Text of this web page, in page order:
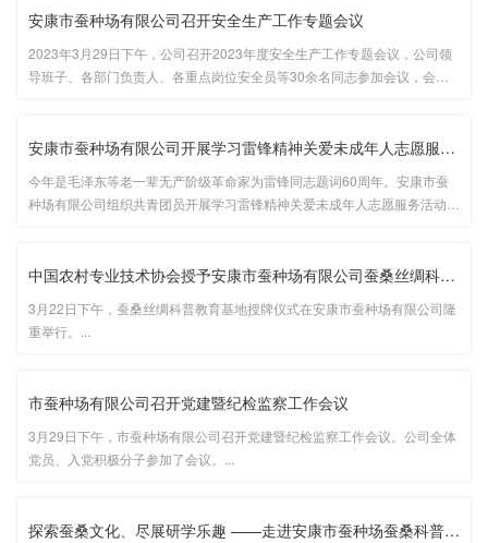
安康市蚕种场有限公司召开安全生产工作专题会议
2023年3月29日下午，公司召开2023年度安全生产工作专题会议，公司领
导班子、各部门负责人、各重点岗位安全员等30余名同志参加会议，会议
安康市蚕种场有限公司开展学习雷锋精神关爱未成年人志愿服务活动
今年是毛泽东等老一辈无产阶级革命家为雷锋同志题词60周年。安康市蚕
种场有限公司组织共青团员开展学习雷锋精神关爱未成年人志愿服务活动；
中国农村专业技术协会授予安康市蚕种场有限公司蚕桑丝绸科普教育···
3月22日下午，蚕桑丝绸科普教育基地授牌仪式在安康市蚕种场有限公司隆
重举行。...
市蚕种场有限公司召开党建暨纪检监察工作会议
3月29日下午，市蚕种场有限公司召开党建暨纪检监察工作会议。公司全体
党员、入党积极分子参加了会议。...
探索蚕桑文化、尽展研学乐趣 ——走进安康市蚕种场蚕桑科普实践教···